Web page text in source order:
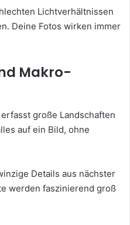
Lichtverhältnissen
Deine Fotos wirken immer
Makro-
große Landschaften
auf ein Bild, ohne
Details aus nächster
werden faszinierend groß